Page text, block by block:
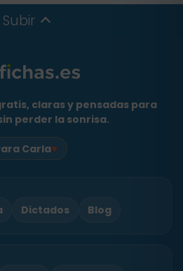
Subir
claras y pensadas para
perder la sonrisa.
Carla♥
Dictados Blog